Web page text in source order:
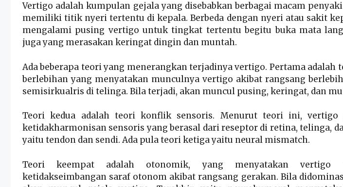
Vertigo adalah kumpulan gejala yang disebabkan berbagai macam
memiliki titik nyeri tertentu di kepala. Berbeda dengan nyeri atau sakit
mengalami pusing vertigo untuk tingkat tertentu begitu buka mata
juga yang merasakan keringat dingin dan muntah.
Ada beberapa teori yang menerangkan terjadinya vertigo. Pertama adalah
berlebihan yang menyatakan munculnya vertigo akibat rangsang
semisirkualris di telinga. Bila terjadi, akan muncul pusing, keringat, dan
Teori kedua adalah teori konflik sensoris. Menurut teori ini, vertigo
ketidakharmonisan sensoris yang berasal dari reseptor di retina, telinga,
yaitu tendon dan sendi. Ada pula teori ketiga yaitu neural mismatch.
Teori keempat adalah otonomik, yang menyatakan vertigo
ketidakseimbangan saraf otonom akibat rangsang gerakan. Bila